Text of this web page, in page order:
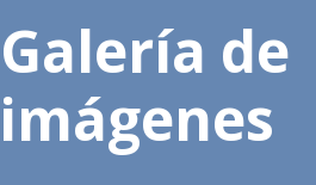
Galería de
imágenes